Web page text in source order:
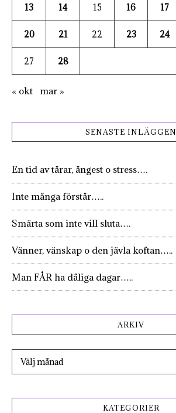
13 14 15 16 17
20 21 22 23 24
27 28
« okt mar »
SENASTE INLÄGGEN
En tid av tårar, ångest o stress….
Inte många förstår…..
Smärta som inte vill sluta….
Vänner, vänskap o den jävla koftan…..
Man FÅR ha dåliga dagar…..
ARKIV
Arkiv
KATEGORIER